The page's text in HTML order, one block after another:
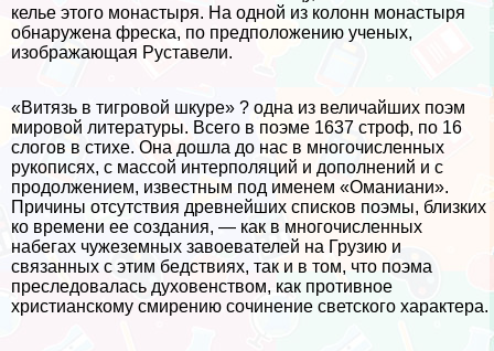
келье этого монастыря. На одной из колонн монастыря
обнаружена фреска, по предположению ученых,
изображающая Руставели.
«Витязь в тигровой шкуре» ? одна из величайших поэм
мировой литературы. Всего в поэме 1637 строф, по 16
слогов в стихе. Она дошла до нас в многочисленных
рукописях, с массой интерполяций и дополнений и с
продолжением, известным под именем «Оманиани».
Причины отсутствия древнейших списков поэмы, близких
ко времени ее создания, — как в многочисленных
набегах чужеземных завоевателей на Грузию и
связанных с этим бедствиях, так и в том, что поэма
преследовалась духовенством, как противное
христианскому смирению сочинение светского хаpaктера.